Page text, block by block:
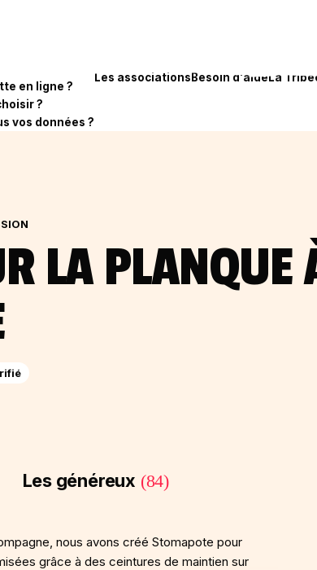
en ligne ?
?
vos données ?
Les associationsBesoin d'aideLa
LA PLANQUE
Les généreux (84)
nous avons créé Stomapote pour
grâce à des ceintures de maintien sur